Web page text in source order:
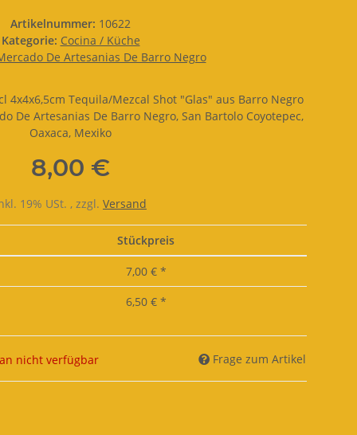
Artikelnummer: 10622
Kategorie: Cocina / Küche
De Artesanias De Barro Negro
4x4x6,5cm Tequila/Mezcal Shot "Glas" aus Barro Negro
De Artesanias De Barro Negro, San Bartolo Coyotepec,
Oaxaca, Mexiko
8,00 €
19% USt. , zzgl. Versand
Stückpreis
7,00 € *
6,50 € *
nicht verfügbar Frage zum Artikel